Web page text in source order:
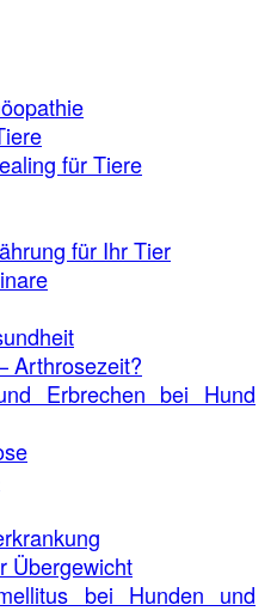
für Tiere
für Ihr Tier
Arthrosezeit?
Erbrechen bei Hund
Übergewicht
bei Hunden und